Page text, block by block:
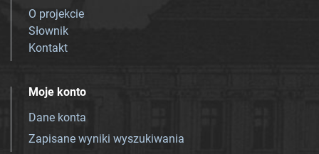
O projekcie
Słownik
Kontakt
Moje konto
Dane konta
Zapisane wyniki wyszukiwania